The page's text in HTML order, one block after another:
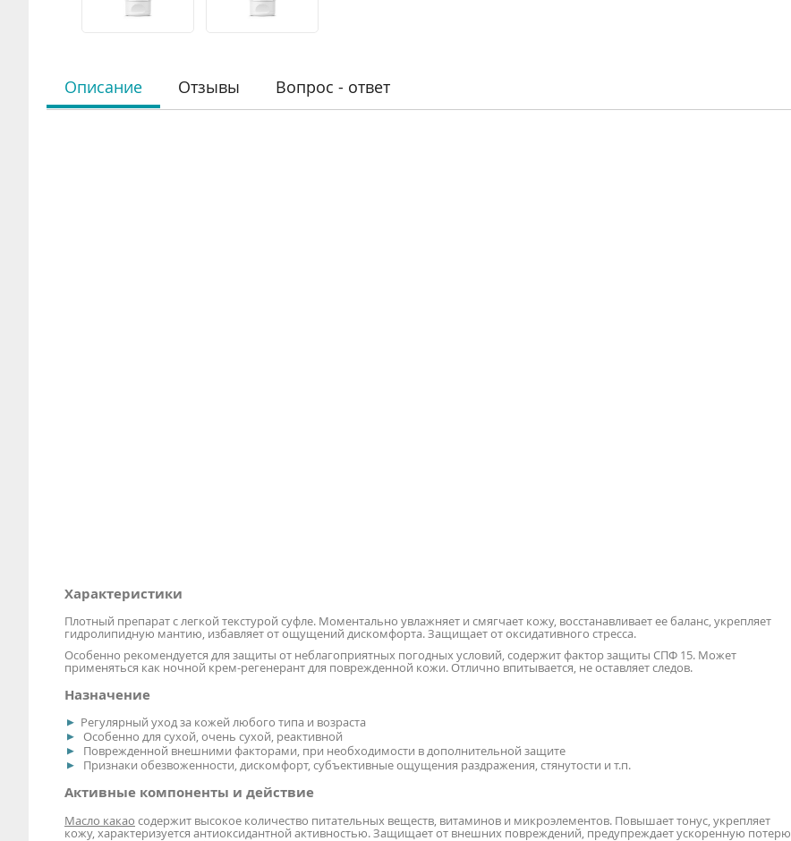
Описание
Характеристики
Плотный препарат с легкой текстурой суфле. Моментально увлажняет и смягчает кожу, восстанавливает ее баланс, укрепляет
гидролипидную мантию, избавляет от ощущений дискомфорта. Защищает от оксидативного стресса.
Особенно рекомендуется для защиты от неблагоприятных погодных условий, содержит фактор защиты СПФ 15. Может
применяться как ночной крем-регенерант для поврежденной кожи. Отлично впитывается, не оставляет следов.
Назначение
Регулярный уход за кожей любого типа и возраста
Особенно для сухой, очень сухой, реактивной
Поврежденной внешними факторами, при необходимости в дополнительной защите
Признаки обезвоженности, дискомфорт, субъективные ощущения раздражения, стянутости и т.п.
Активные компоненты и действие
Масло какао содержит высокое количество питательных веществ, витаминов и микроэлементов. Повышает тонус, укрепляет
кожу, характеризуется антиоксидантной активностью. Защищает от внешних повреждений, предупреждает ускоренную потерю
Отзывы Вопрос - ответ